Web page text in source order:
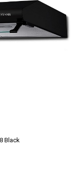
Black